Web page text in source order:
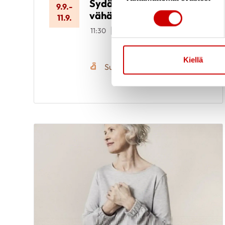
Kiellä
9.9.-
11.9.
Sydänkurssi
vähävaraisille
11:30
hyvinvointikeskus
Seiskarinkatu 35, 20900
Suomen Sydänliitto ry